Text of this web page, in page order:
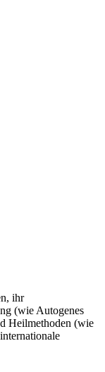
ihr
(wie Autogenes
Heilmethoden (wie